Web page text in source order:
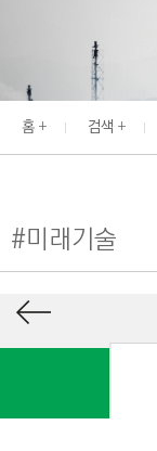
홈 검색